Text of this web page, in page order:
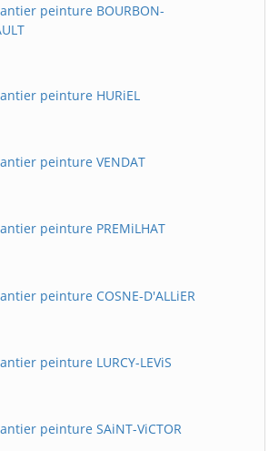
peinture BOURBON-
peinture HURiEL
peinture VENDAT
peinture PREMiLHAT
peinture COSNE-D'ALLiER
peinture LURCY-LEViS
peinture SAiNT-ViCTOR